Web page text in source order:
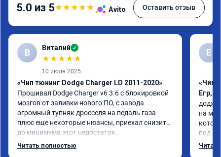
5.0 из 5★★★★★ Avito Оставить отзыв
В Виталий ✓
★★★★★
10 июля 2025
«Чип тюнинг Dodge Charger LD 2011-2020»
Прошивал Dodge Charger v6 3.6 с блокировкой
мозгов от заливки нового ПО, с завода
огромный тупняк дросселя на педаль газа
плюс еще некоторые нюансы, приехал снизить
до минимума этот недостаток.
Когда забирал машину сказали адаптация
Читать полностью
Е
«Чип
Егр,
додж
на
под